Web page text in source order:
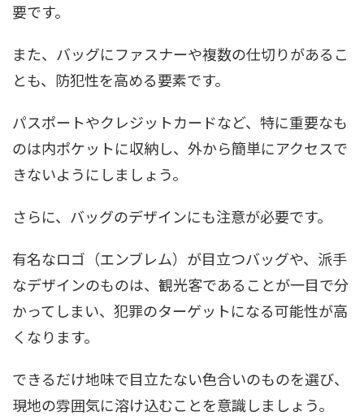
要です。
また、バッグにファスナーや複数の仕切りがあるこ
とも、防犯性を高める要素です。
パスポートやクレジットカードなど、特に重要なも
のは内ポケットに収納し、外から簡単にアクセスで
きないようにしましょう。
さらに、バッグのデザインにも注意が必要です。
有名なロゴ（エンブレム）が目立つバッグや、派手
なデザインのものは、観光客であることが一目で分
かってしまい、犯罪のターゲットになる可能性が高
くなります。
できるだけ地味で目立たない色合いのものを選び、
現地の雰囲気に溶け込むことを意識しましょう。